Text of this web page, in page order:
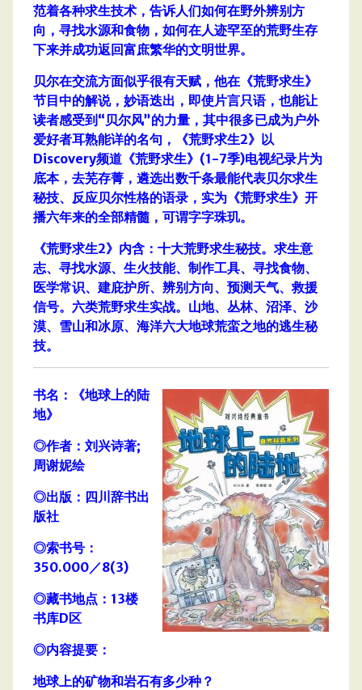
范着各种求生技术，告诉人们如何在野外辨别方
向，寻找水源和食物，如何在人迹罕至的荒野生存
下来并成功返回富庶繁华的文明世界。
贝尔在交流方面似乎很有天赋，他在《荒野求生》
节目中的解说，妙语迭出，即使片言只语，也能让
读者感受到“贝尔风”的力量，其中很多已成为户外
爱好者耳熟能详的名句，《荒野求生2》以
Discovery频道《荒野求生》(1-7季)电视纪录片为
底本，去芜存菁，遴选出数千条最能代表贝尔求生
秘技、反应贝尔性格的语录，实为《荒野求生》开
播六年来的全部精髓，可谓字字珠玑。
《荒野求生2》内含：十大荒野求生秘技。求生意
志、寻找水源、生火技能、制作工具、寻找食物、
医学常识、建庇护所、辨别方向、预测天气、救援
信号。六类荒野求生实战。山地、丛林、沼泽、沙
漠、雪山和冰原、海洋六大地球荒蛮之地的逃生秘
技。
书名：《地球上的陆
地》
◎作者：刘兴诗著;
周谢妮绘
◎出版：四川辞书出
版社
◎索书号：
350.000／8(3)
◎藏书地点：13楼
书库D区
◎内容提要：
地球上的矿物和岩石有多少种？